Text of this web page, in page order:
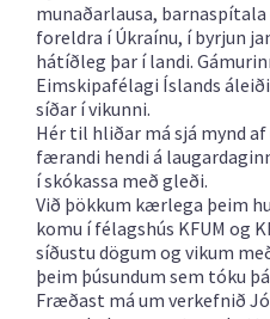
munaðarlausa,
foreldra í Úkraínu, í byrjun
hátíðleg þar í landi.
Eimskipafélagi Íslands
síðar í vikunni.
Hér til hliðar má sjá mynd
færandi hendi á
í skókassa með gleði.
Við þökkum kærlega þeim
komu í félagshús KFUM og
síðustu dögum og vikum
þeim þúsundum sem tóku
Fræðast má um verkefnið